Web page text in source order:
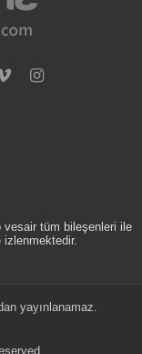
vesair tüm bileşenleri ile
izlenmektedir.
yayınlanamaz.